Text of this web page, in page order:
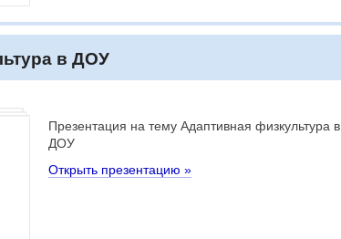
в ДОУ
Презентация на тему Адаптивная физкультура в
ДОУ
Открыть презентацию »